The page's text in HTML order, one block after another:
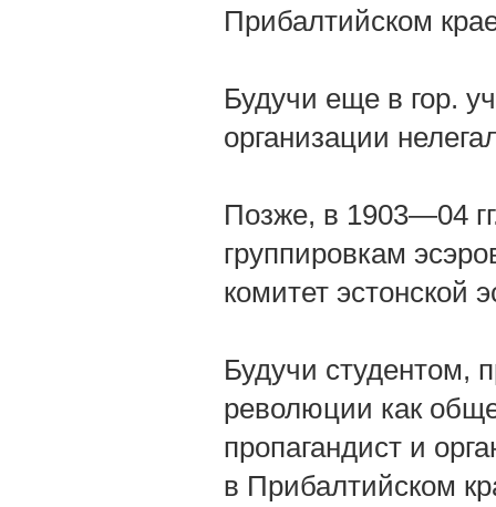
Прибалтийском
Будучи еще в гор.
организации
Позже, в 1903—04
группировкам
комитет эстонской
Будучи студентом,
революции как
пропагандист и
в Прибалтийском